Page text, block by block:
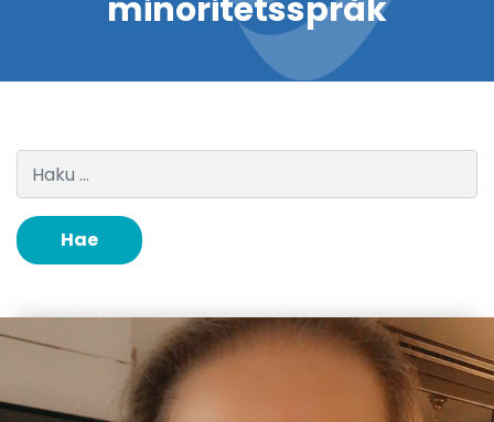
minoritetsspråk
Haku: